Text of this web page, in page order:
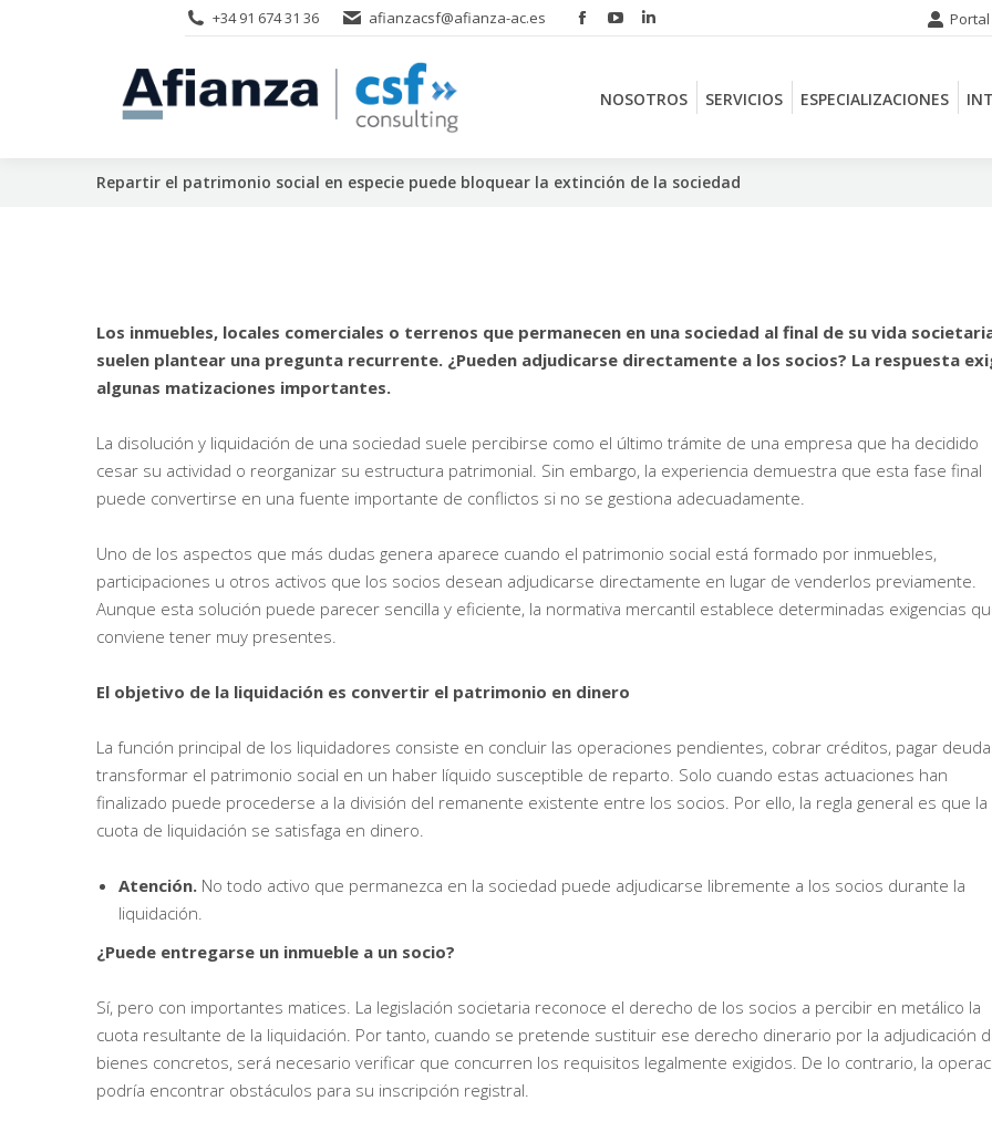
+34 91 674 31 36 afianzacsf@afianza-ac.es
Facebook
opens
window
YouTube
opens
window
Linkedin
opens
window
NOSOTROS SERVICIOS ESPECIALIZACIONES
Repartir el patrimonio social en especie puede bloquear la extinción de la sociedad
Los inmuebles, locales comerciales o terrenos que permanecen en una sociedad al final de su vida
suelen plantear una pregunta recurrente. ¿Pueden adjudicarse directamente a los socios? La respuesta
algunas matizaciones importantes.
La disolución y liquidación de una sociedad suele percibirse como el último trámite de una empresa que ha decidido
cesar su actividad o reorganizar su estructura patrimonial. Sin embargo, la experiencia demuestra que esta fase final
puede convertirse en una fuente importante de conflictos si no se gestiona adecuadamente.
Uno de los aspectos que más dudas genera aparece cuando el patrimonio social está formado por inmuebles,
participaciones u otros activos que los socios desean adjudicarse directamente en lugar de venderlos previamente.
Aunque esta solución puede parecer sencilla y eficiente, la normativa mercantil establece determinadas exigencias
conviene tener muy presentes.
El objetivo de la liquidación es convertir el patrimonio en dinero
La función principal de los liquidadores consiste en concluir las operaciones pendientes, cobrar créditos, pagar
transformar el patrimonio social en un haber líquido susceptible de reparto. Solo cuando estas actuaciones han
finalizado puede procederse a la división del remanente existente entre los socios. Por ello, la regla general es que la
cuota de liquidación se satisfaga en dinero.
Atención. No todo activo que permanezca en la sociedad puede adjudicarse libremente a los socios durante la
liquidación.
¿Puede entregarse un inmueble a un socio?
Sí, pero con importantes matices. La legislación societaria reconoce el derecho de los socios a percibir en metálico la
cuota resultante de la liquidación. Por tanto, cuando se pretende sustituir ese derecho dinerario por la adjudicación
bienes concretos, será necesario verificar que concurren los requisitos legalmente exigidos. De lo contrario, la
podría encontrar obstáculos para su inscripción registral.